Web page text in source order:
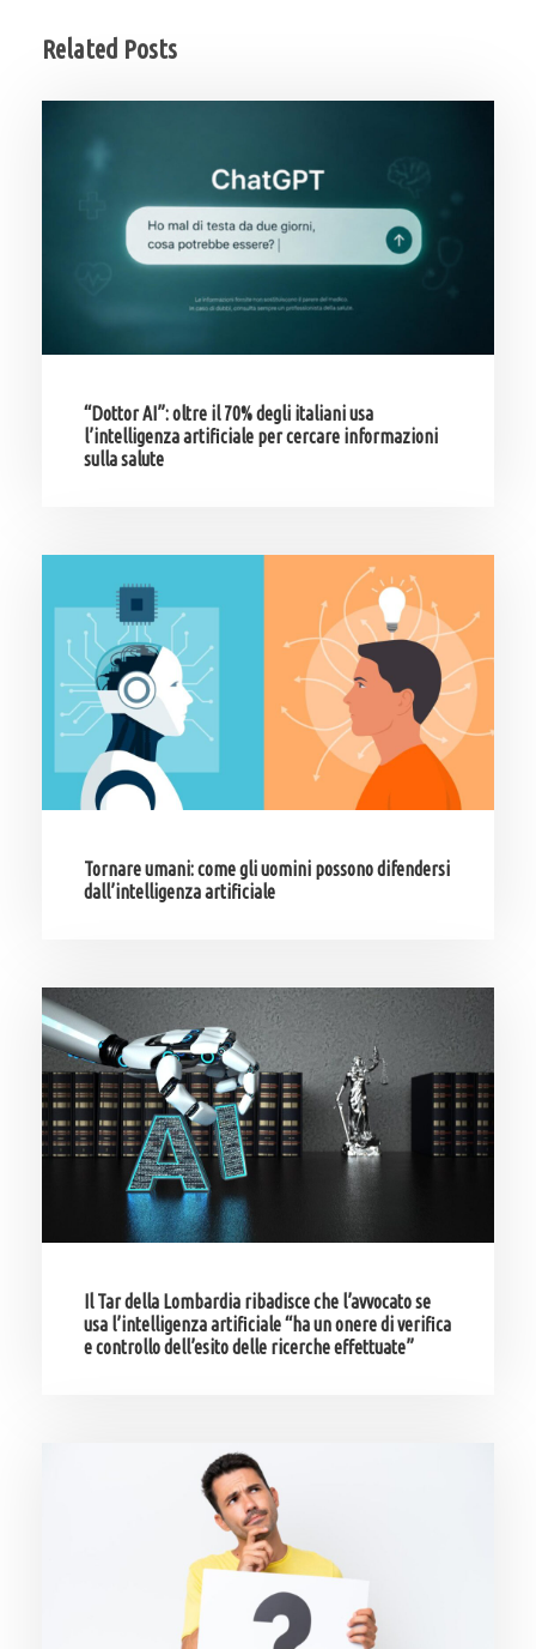
Related Posts
“Dottor AI”: oltre il 70% degli italiani usa
l’intelligenza artificiale per cercare informazioni
sulla salute
Tornare umani: come gli uomini possono difendersi
dall’intelligenza artificiale
Il Tar della Lombardia ribadisce che l’avvocato se
usa l’intelligenza artificiale “ha un onere di verifica
e controllo dell’esito delle ricerche effettuate”